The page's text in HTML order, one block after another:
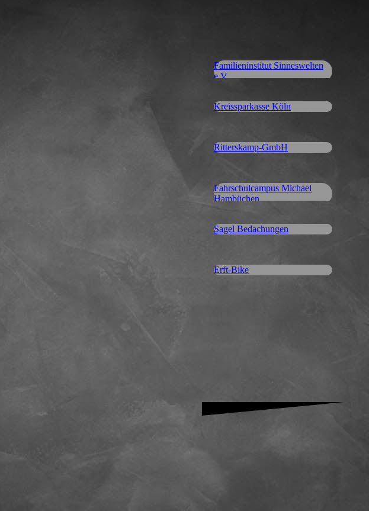
Familieninstitut Sinneswelten
e.V.
Kreissparkasse Köln
Ritterskamp-GmbH
Fahrschulcampus Michael
Hambüchen
Sagel Bedachungen
Erft-Bike